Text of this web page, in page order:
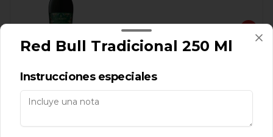
$9.560
Oferta Pack 2 Vino Frida
Red Bull Tradicional 250 Ml
Instrucciones especiales